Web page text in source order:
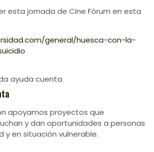
esta jornada de Cine Fórum en esta
general/huesca-con-la-
apoyamos proyectos que
y dan oportunidades a personas
y en situación vulnerable.